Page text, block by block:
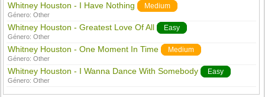
Whitney Houston - I Have Nothing Medium
Género:Other
Whitney Houston - Greatest Love Of All Easy
Género:Other
Whitney Houston - One Moment In Time Medium
Género:Other
Whitney Houston - I Wanna Dance With Somebody Easy
Género:Other